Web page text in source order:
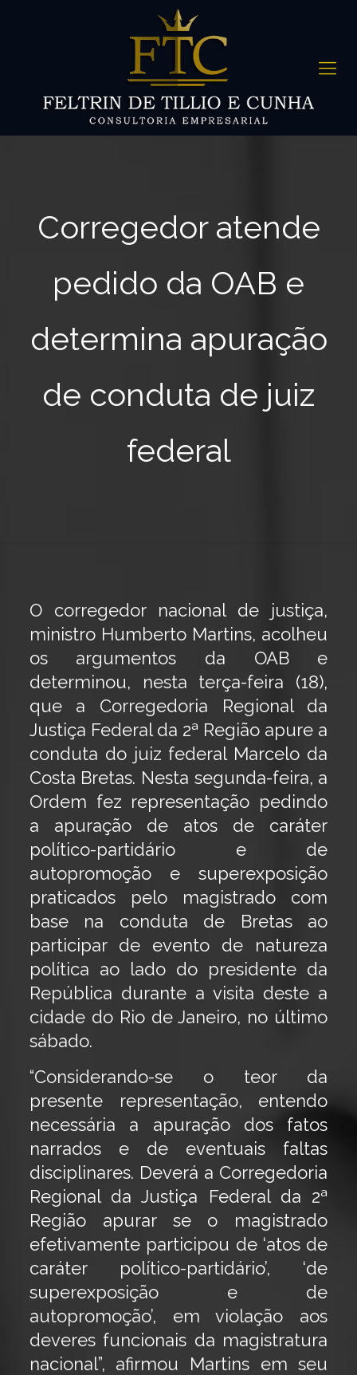
Corregedor atende
pedido da OAB e
determina apuração
de conduta de juiz
federal
O corregedor nacional de justiça,
ministro Humberto Martins, acolheu
os argumentos da OAB e
determinou, nesta terça-feira (18),
que a Corregedoria Regional da
Justiça Federal da 2ª Região apure a
conduta do juiz federal Marcelo da
Costa Bretas. Nesta segunda-feira, a
Ordem fez representação pedindo
a apuração de atos de caráter
político-partidário e de
autopromoção e superexposição
praticados pelo magistrado com
base na conduta de Bretas ao
participar de evento de natureza
política ao lado do presidente da
República durante a visita deste a
cidade do Rio de Janeiro, no último
sábado.
“Considerando-se o teor da
presente representação, entendo
necessária a apuração dos fatos
narrados e de eventuais faltas
disciplinares. Deverá a Corregedoria
Regional da Justiça Federal da 2ª
Região apurar se o magistrado
efetivamente participou de ‘atos de
caráter político-partidário’, ‘de
superexposição e de
autopromoção’, em violação aos
deveres funcionais da magistratura
nacional”, afirmou Martins em seu